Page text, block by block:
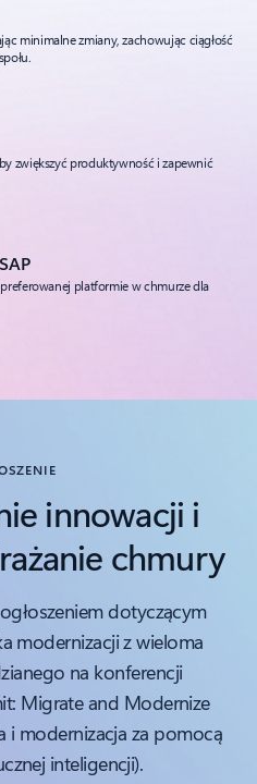
minimalne zmiany, zachowując ciągłość
zwiększyć produktywność i zapewnić
platformie w chmurze dla
innowacji i
chmury
dotyczącym
modernizacji z wieloma
na konferencji
Migrate and Modernize
i modernizacja za pomocą
inteligencji).